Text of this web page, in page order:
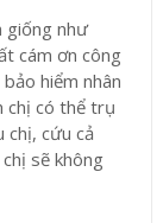
giống như
cám ơn công
hiểm nhân
chị có thể trụ
chị, cứu cả
sẽ không